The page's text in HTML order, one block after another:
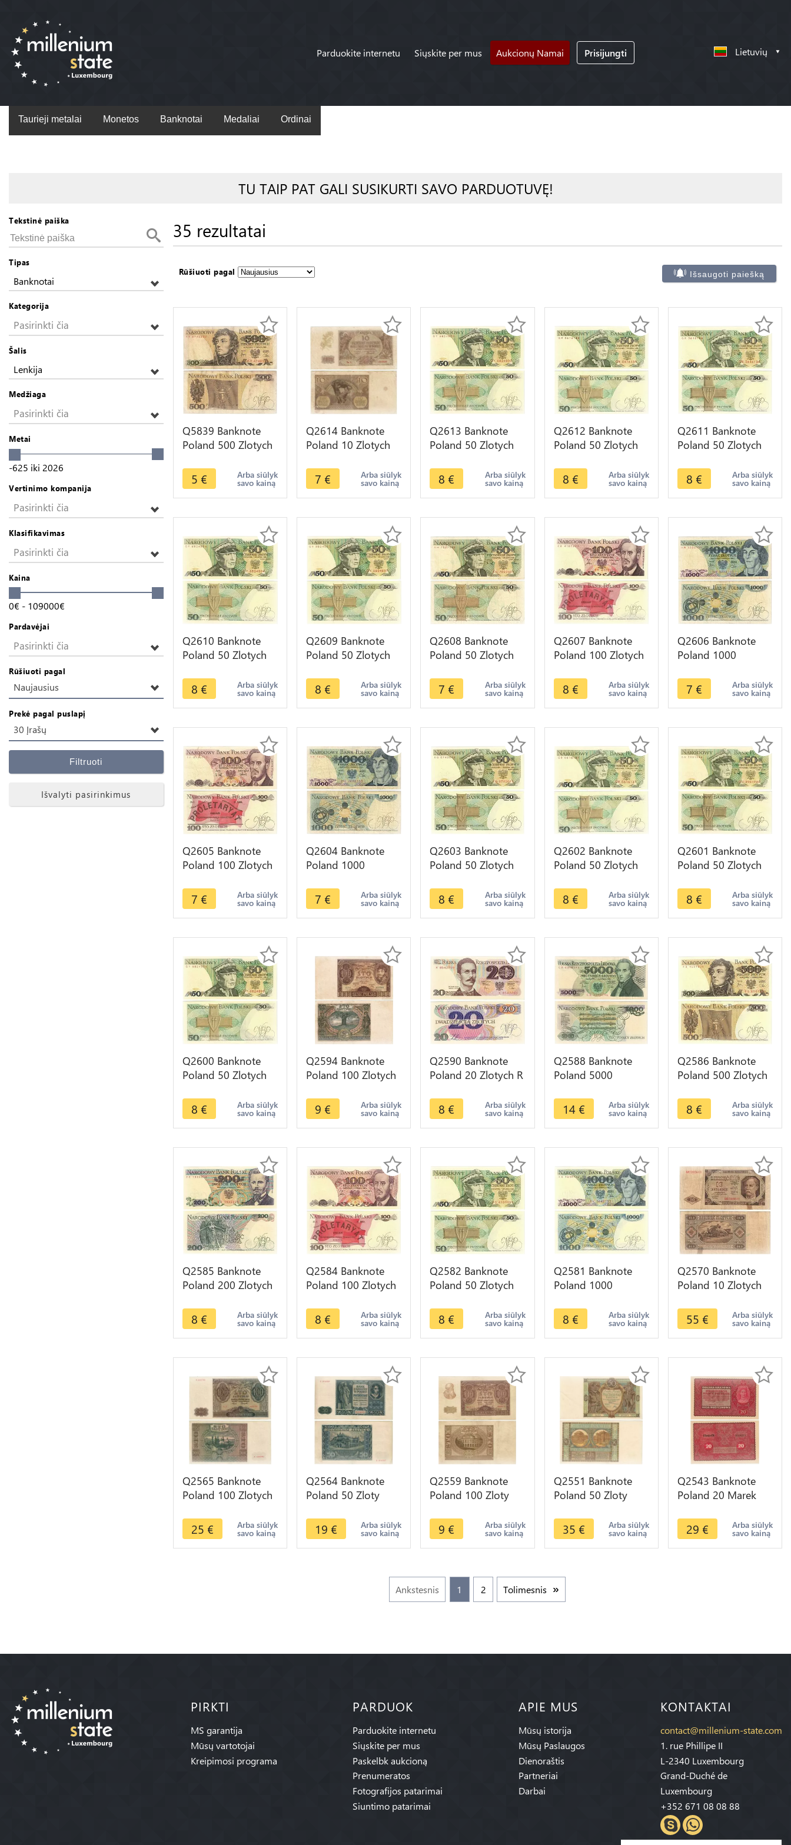
Parduokite internetu Siųskite per mus Aukcionų Namai Prisijungti Lietuvių
Taurieji metalai Monetos Banknotai Medaliai Ordinai
TU TAIP PAT GALI SUSIKURTI SAVO PARDUOTUVĘ!
Tekstinė paiška
Tipas
Banknotai
Kategorija
Pasirinkti čia
Šalis
Lenkija
Medžiaga
Pasirinkti čia
Metai
-625 iki 2026
Vertinimo kompanija
Pasirinkti čia
Klasifikavimas
Pasirinkti čia
Kaina
0€ - 109000€
Pardavėjai
Pasirinkti čia
Rūšiuoti pagal
Naujausius
Prekė pagal puslapį
30 Įrašų
Filtruoti
Išvalyti pasirinkimus
35 rezultatai
Rūšiuoti pagal Išsaugoti paiešką
Q5839 Banknote
Poland 500 Zlotych
1982 -> Make offer
5 € Arba siūlyk
savo kainą
Q2614 Banknote
Poland 10 Zlotych
7 € Arba siūlyk
savo kainą
Q2613 Banknote
Poland 50 Zlotych
1988 UNC -- Make
Offer
8 € Arba siūlyk
savo kainą
Q2612 Banknote
Poland 50 Zlotych
1988 UNC -- Make
Offer
8 € Arba siūlyk
savo kainą
Q2611 Banknote
Poland 50 Zlotych
1988 UNC -- Make
Offer
8 € Arba siūlyk
savo kainą
Q2610 Banknote
Poland 50 Zlotych
1988 UNC -- Make
Offer
8 € Arba siūlyk
savo kainą
Q2609 Banknote
Poland 50 Zlotych
1988 UNC -- Make
Offer
8 € Arba siūlyk
savo kainą
Q2608 Banknote
Poland 50 Zlotych
1988 -- Make Offer
7 € Arba siūlyk
savo kainą
Q2607 Banknote
Poland 100 Zlotych
1986 UNC -- Make
Offer
8 € Arba siūlyk
savo kainą
Q2606 Banknote
Poland 1000
Kopernik 1982 --
Make Offer
7 € Arba siūlyk
savo kainą
Q2605 Banknote
Poland 100 Zlotych
1988 AU -- Make
Offer
7 € Arba siūlyk
savo kainą
Q2604 Banknote
Poland 1000
Kopernik 1982 --
Make Offer
7 € Arba siūlyk
savo kainą
Q2603 Banknote
Poland 50 Zlotych
1988 UNC -- Make
Offer
8 € Arba siūlyk
savo kainą
Q2602 Banknote
Poland 50 Zlotych
1988 UNC -- Make
Offer
8 € Arba siūlyk
savo kainą
Q2601 Banknote
Poland 50 Zlotych
1988 UNC -- Make
Offer
8 € Arba siūlyk
savo kainą
Q2600 Banknote
Poland 50 Zlotych
1988 UNC -- Make
Offer
8 € Arba siūlyk
savo kainą
Q2594 Banknote
Poland 100 Zlotych
Poniatowski 1934 -
Make Offer
9 € Arba siūlyk
savo kainą
Q2590 Banknote
Poland 20 Zlotych R
-- Make Offer
8 € Arba siūlyk
savo kainą
Q2588 Banknote
Poland 5000
1982 UNC -- Make
Offer
14 € Arba siūlyk
savo kainą
Q2586 Banknote
Poland 500 Zlotych
1982 UNC -- Make
Offer
8 € Arba siūlyk
savo kainą
Q2585 Banknote
Poland 200 Zlotych
UNC -- Make Offer
8 € Arba siūlyk
savo kainą
Q2584 Banknote
Poland 100 Zlotych
1986 UNC -- Make
Offer
8 € Arba siūlyk
savo kainą
Q2582 Banknote
Poland 50 Zlotych
1988 UNC -- Make
Offer
8 € Arba siūlyk
savo kainą
Q2581 Banknote
Poland 1000
Kopernik 1982 UNC
-- Make Offer
8 € Arba siūlyk
savo kainą
Q2570 Banknote
Poland 10 Zlotych
55 € Arba siūlyk
savo kainą
Q2565 Banknote
Poland 100 Zlotych
25 € Arba siūlyk
savo kainą
Q2564 Banknote
Poland 50 Zloty
AU -- Make Offer
19 € Arba siūlyk
savo kainą
Q2559 Banknote
Poland 100 Zloty
9 € Arba siūlyk
savo kainą
Q2551 Banknote
Poland 50 Zloty
Offer
35 € Arba siūlyk
savo kainą
Q2543 Banknote
Poland 20 Marek
1919 UNC -- Make
Offer
29 € Arba siūlyk
savo kainą
Ankstesnis 1 2 Tolimesnis
PIRKTI
MS garantija
Mūsų vartotojai
Kreipimosi programa
PARDUOK
Parduokite internetu
Siųskite per mus
Paskelbk aukcioną
Prenumeratos
Fotografijos patarimai
Siuntimo patarimai
APIE MUS
Mūsų istorija
Mūsų Paslaugos
Dienoraštis
Partneriai
Darbai
KONTAKTAI
contact@millenium-state.com
1. rue Phillipe II
L-2340 Luxembourg
Grand-Duché de
Luxembourg
+352 671 08 08 88